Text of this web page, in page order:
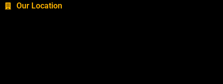
Our Location